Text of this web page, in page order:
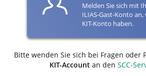
Melden Sie sich mit
ILIAS-Gast-Konto an,
KIT-Konto haben.
Bitte wenden Sie sich bei Fragen oder
KIT-Accountan den SCC-